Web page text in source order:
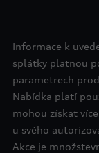
Informace k
splátky platnou
parametrech
Nabídka platí
mohou získat
u svého
Akce je